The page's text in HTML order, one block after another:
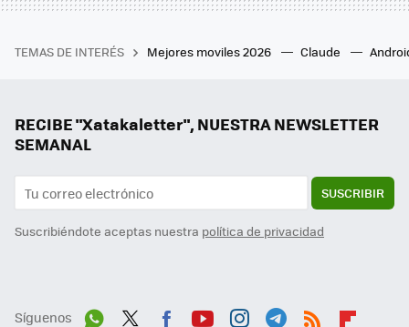
TEMAS DE INTERÉS Mejores moviles 2026 Claude
RECIBE "Xatakaletter", NUESTRA NEWSLETTER
SEMANAL
SUSCRIBIR
Suscribiéndote aceptas nuestra política de privacidad
Síguenos